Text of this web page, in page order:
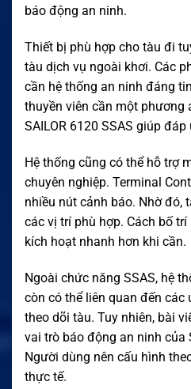
báo động an ninh.
Thiết bị phù hợp cho tàu đi
tàu dịch vụ ngoài khơi. Các
cần hệ thống an ninh đáng
thuyền viên cần một phương
SAILOR 6120 SSAS giúp
Hệ thống cũng có thể hỗ trợ
chuyên nghiệp. Terminal
nhiều nút cảnh báo. Nhờ đó,
các vị trí phù hợp. Cách bố
kích hoạt nhanh hơn khi cần.
Ngoài chức năng SSAS, hệ
còn có thể liên quan đến các
theo dõi tàu. Tuy nhiên, bài
vai trò báo động an ninh của
Người dùng nên cấu hình
thực tế.